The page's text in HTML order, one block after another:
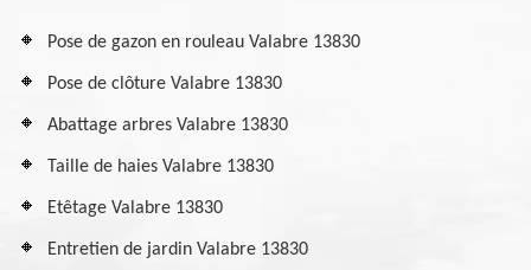
Pose de gazon en rouleau Valabre 13830
Pose de clôture Valabre 13830
Abattage arbres Valabre 13830
Taille de haies Valabre 13830
Etêtage Valabre 13830
Entretien de jardin Valabre 13830